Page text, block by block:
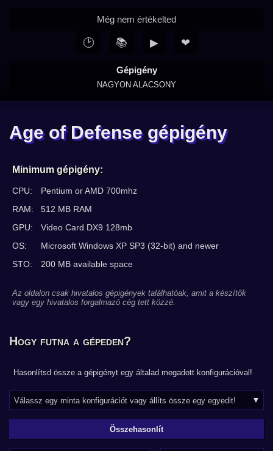
Gépigény
NAGYON ALACSONY
Még nem értékelted
🕑 📚 ▶ ❤
Age of Defense gépigény
Minimum gépigény:
CPU:
Pentium or AMD 700mhz
RAM:
512 MB RAM
GPU:
Video Card DX9 128mb
OS:
Microsoft Windows XP SP3 (32-bit) and newer
STO:
200 MB available space
Az oldalon csak hivatalos gépigények találhatóak, amit a készítők
vagy egy hivatalos forgalmazó cég tett közzé.
Hogy futna a gépeden?
Hasonlítsd össze a gépigényt egy általad megadott konfigurációval!